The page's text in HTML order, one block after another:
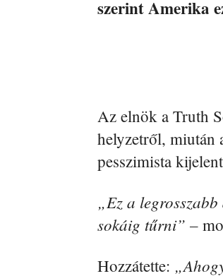
szerint Amerika
Az elnök a Truth
helyzetről, miután
pesszimista
„Ez a
sokáig tűrni” –
Hozzátette: